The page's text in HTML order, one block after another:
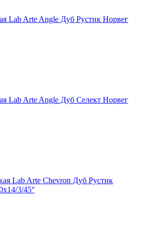
Lab Arte Angle Дуб Рустик Норвег
Lab Arte Angle Дуб Селект Норвег
Lab Arte Chevron Дуб Рустик
3/45°